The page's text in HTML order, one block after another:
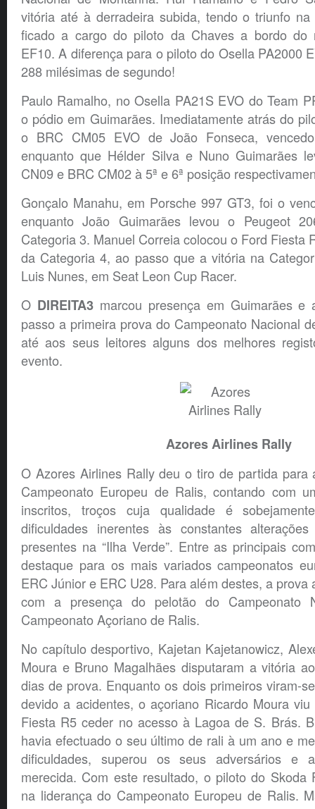
vitória até à derradeira subida, tendo o triunfo
ficado a cargo do piloto da Chaves a bordo do
EF10. A diferença para o piloto do Osella PA2000
288 milésimas de segundo!
Paulo Ramalho, no Osella PA21S EVO do Team
o pódio em Guimarães. Imediatamente atrás do
o BRC CM05 EVO de João Fonseca,
enquanto que Hélder Silva e Nuno Guimarães
CN09 e BRC CM02 à 5ª e 6ª posição
Gonçalo Manahu, em Porsche 997 GT3, foi o
enquanto João Guimarães levou o Peugeot
Categoria 3. Manuel Correia colocou o Ford Fiesta
da Categoria 4, ao passo que a vitória na
Luis Nunes, em Seat Leon Cup Racer.
O DIREITA3marcou presença em Guimarães e
passo a primeira prova do Campeonato Nacional
até aos seus leitores alguns dos melhores
evento.
Azores Airlines Rally
O Azores Airlines Rally deu o tiro de partida para
Campeonato Europeu de Ralis, contando com
inscritos, troços cuja qualidade é
dificuldades inerentes às constantes
presentes na “Ilha Verde”. Entre as principais
destaque para os mais variados campeonatos
ERC Júnior e ERC U28. Para além destes, a prova
com a presença do pelotão do Campeonato
Campeonato Açoriano de Ralis.
No capítulo desportivo, Kajetan Kajetanowicz,
Moura e Bruno Magalhães disputaram a vitória
dias de prova. Enquanto os dois primeiros viram-
devido a acidentes, o açoriano Ricardo Moura
Fiesta R5 ceder no acesso à Lagoa de S. Brás.
havia efectuado o seu último de rali à um ano e
dificuldades, superou os seus adversários e
merecida. Com este resultado, o piloto do Skoda
na liderança do Campeonato Europeu de Ralis.